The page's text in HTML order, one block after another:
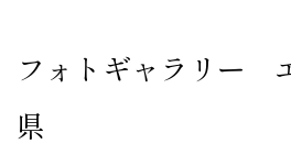
フォトギャラリー
県